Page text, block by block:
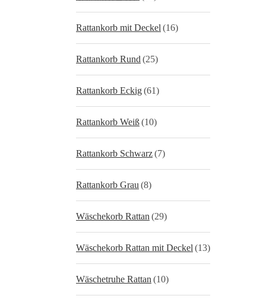
Rattankorb mit Deckel (16)
Rattankorb Rund (25)
Rattankorb Eckig(61)
Rattankorb Weiß(10)
Rattankorb Schwarz(7)
Rattankorb Grau (8)
Wäschekorb Rattan (29)
Wäschekorb Rattan mit Deckel (13)
Wäschetruhe Rattan (10)